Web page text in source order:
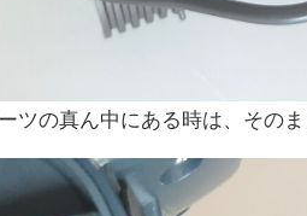
ツの真ん中にある時は、その